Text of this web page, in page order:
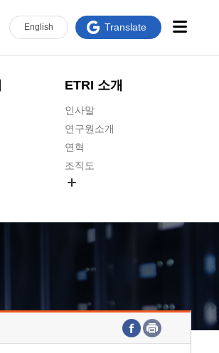
ETRI 소개
인사말
연구원소개
연혁
조직도
연구원 고객헌장
주요업무연락처
English Translate